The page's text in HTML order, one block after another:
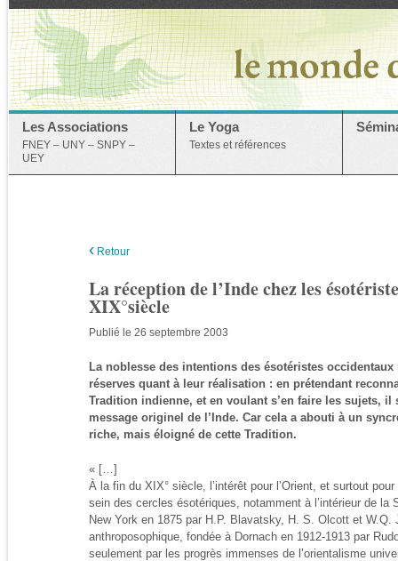
Les Associations
FNEY – UNY – SNPY –
UEY
Le Yoga
Textes et références
‹ Retour
La réception de l’Inde chez les
XIX°siècle
Publié le 26 septembre 2003
La noblesse des intentions des ésotéristes occidentaux
réserves quant à leur réalisation : en prétendant
Tradition indienne, et en voulant s’en faire les sujets, il
message originel de l’Inde. Car cela a abouti à un
riche, mais éloigné de cette Tradition.
« […]
À la fin du XIX° siècle, l’intérêt pour l’Orient, et surtout
sein des cercles ésotériques, notamment à l’intérieur de la
New York en 1875 par H.P. Blavatsky, H. S. Olcott et W.Q.
anthroposophique, fondée à Dornach en 1912-1913 par
seulement par les progrès immenses de l’orientalisme